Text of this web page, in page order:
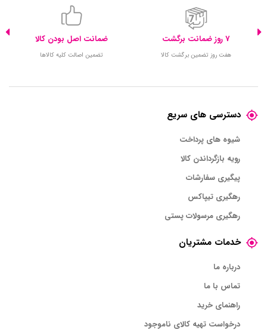
7 روز ضمانت برگشت
هفت روز تضمین برگشت کالا
ضمانت اصل بودن کالا
تضمین اصالت کلیه کالاها
دسترسی های سریع
شیوه های پرداخت
رویه بازگرداندن کالا
پیگیری سفارشات
رهگیری تیپاکس
رهگیری مرسولات پستی
خدمات مشتریان
درباره ما
تماس با ما
راهنمای خرید
درخواست تهیه کالای ناموجود